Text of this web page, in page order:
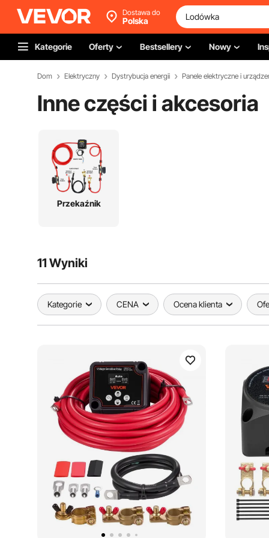
Dostawa do
Polska
Kategorie Oferty Bestsellery Nowy
Dom Elektryczny Dystrybucja energii Panele elektryczne i
Inne części i akcesoria
Przekaźnik
11 Wyniki
Kategorie CENA Ocena klienta